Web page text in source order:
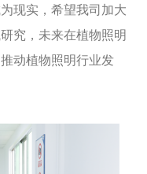
现实，希望我司加大
究，未来在植物照明
动植物照明行业发